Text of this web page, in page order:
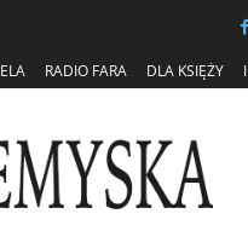
RADIO FARA DLA KSIĘŻY